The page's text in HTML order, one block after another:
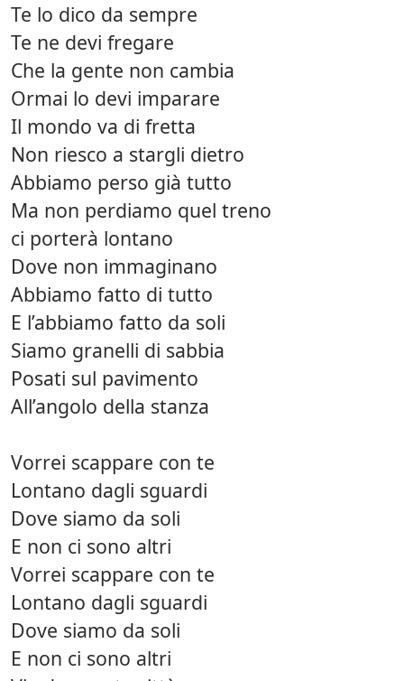
Te lo dico da sempre
Te ne devi fregare
Che la gente non cambia
Ormai lo devi imparare
Il mondo va di fretta
Non riesco a stargli dietro
Abbiamo perso già tutto
Ma non perdiamo quel treno
ci porterà lontano
Dove non immaginano
Abbiamo fatto di tutto
E l’abbiamo fatto da soli
Siamo granelli di sabbia
Posati sul pavimento
All’angolo della stanza
Vorrei scappare con te
Lontano dagli sguardi
Dove siamo da soli
E non ci sono altri
Vorrei scappare con te
Lontano dagli sguardi
Dove siamo da soli
E non ci sono altri